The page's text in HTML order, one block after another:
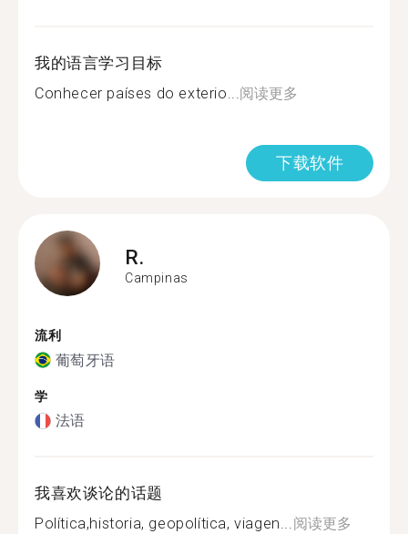
我的语言学习目标
Conhecer países do exterio...阅读更多
下载软件
R.
Campinas
流利
葡萄牙语
学
法语
我喜欢谈论的话题
Política,historia, geopolítica, viagen...阅读更多